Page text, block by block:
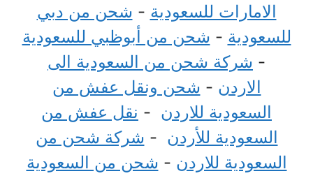
الامارات للسعودية - شحن من دبي
للسعودية - شحن من أبوظبي للسعودية
- شركة شحن من السعودية الى
الاردن - شحن ونقل عفش من
السعودية للاردن - نقل عفش من
السعودية للأردن - شركة شحن من
السعودية للاردن - شحن من السعودية